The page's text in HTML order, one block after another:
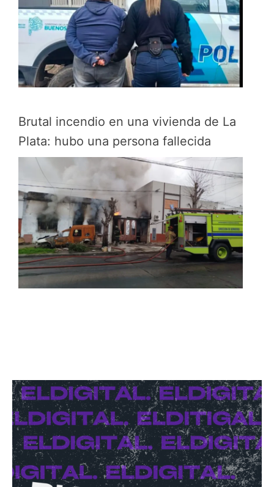
Brutal incendio en una vivienda de La
Plata: hubo una persona fallecida